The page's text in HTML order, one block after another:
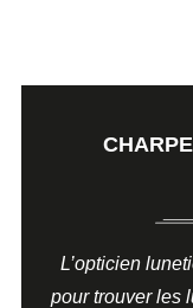
L’opticien
pour trouver les